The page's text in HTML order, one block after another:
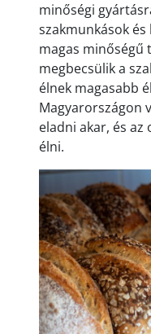
minőségi
szakmunkások
magas minőségű
megbecsülik a
élnek magasabb
Magyarországon
eladni akar, és
élni.